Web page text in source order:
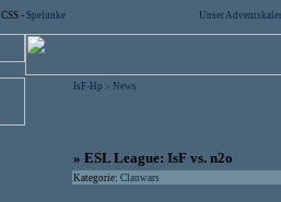
CSS - Spelunke Unser
IsF-Hp > News
» ESL League: IsF vs. n2o
Kategorie: Clanwars